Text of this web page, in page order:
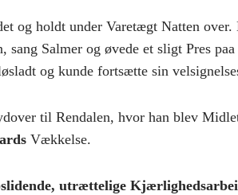
og holdt under Varetægt Natten over.
sang Salmer og øvede et sligt Pres
og kunde fortsætte sin
til Rendalen, hvor han blev
Vækkelse.
utrættelige